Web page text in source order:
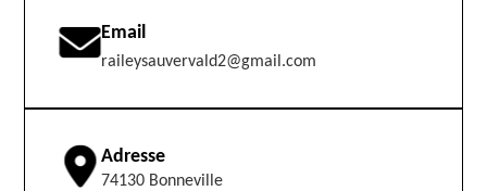
Email
raileysauvervald2@gmail.com
Adresse
74130 Bonneville